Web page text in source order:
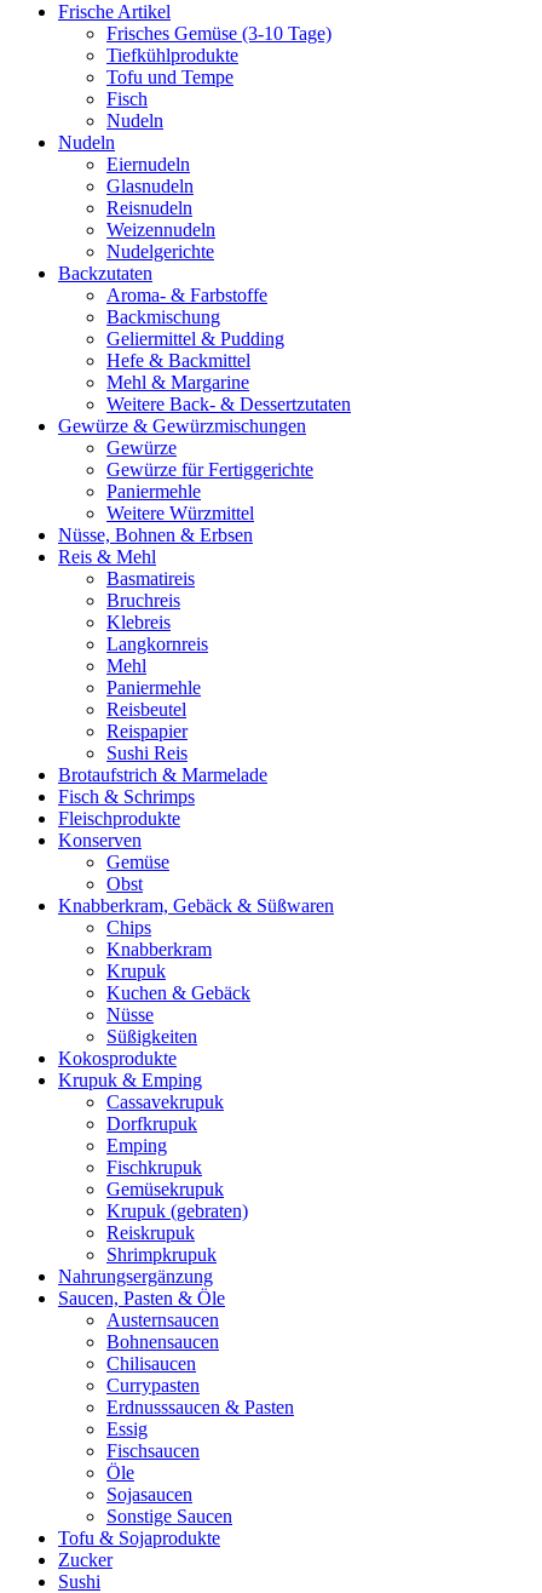
Frische Artikel
Frisches Gemüse (3-10 Tage)
Tiefkühlprodukte
Tofu und Tempe
Fisch
Nudeln
Nudeln
Eiernudeln
Glasnudeln
Reisnudeln
Weizennudeln
Nudelgerichte
Backzutaten
Aroma- & Farbstoffe
Backmischung
Geliermittel & Pudding
Hefe & Backmittel
Mehl & Margarine
Weitere Back- & Dessertzutaten
Gewürze & Gewürzmischungen
Gewürze
Gewürze für Fertiggerichte
Paniermehle
Weitere Würzmittel
Nüsse, Bohnen & Erbsen
Reis & Mehl
Basmatireis
Bruchreis
Klebreis
Langkornreis
Mehl
Paniermehle
Reisbeutel
Reispapier
Sushi Reis
Brotaufstrich & Marmelade
Fisch & Schrimps
Fleischprodukte
Konserven
Gemüse
Obst
Knabberkram, Gebäck & Süßwaren
Chips
Knabberkram
Krupuk
Kuchen & Gebäck
Nüsse
Süßigkeiten
Kokosprodukte
Krupuk & Emping
Cassavekrupuk
Dorfkrupuk
Emping
Fischkrupuk
Gemüsekrupuk
Krupuk (gebraten)
Reiskrupuk
Shrimpkrupuk
Nahrungsergänzung
Saucen, Pasten & Öle
Austernsaucen
Bohnensaucen
Chilisaucen
Currypasten
Erdnusssaucen & Pasten
Essig
Fischsaucen
Öle
Sojasaucen
Sonstige Saucen
Tofu & Sojaprodukte
Zucker
Sushi